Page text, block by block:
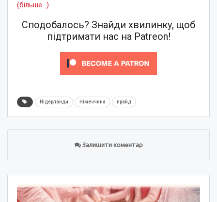
(більше…)
Сподобалось? Знайди хвилинку, щоб
підтримати нас на Patreon!
Нідерланди Німеччина прайд
Залишити коментар